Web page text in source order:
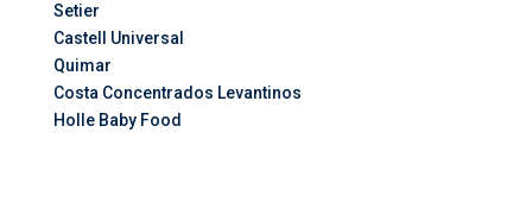
Setier
Castell Universal
Quimar
Costa Concentrados Levantinos
Holle Baby Food